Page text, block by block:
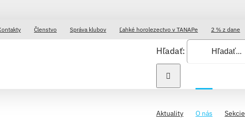
Členstvo Správa klubov Ľahké horolezectvo v TANAPe 2 % z dane
Hľadať:
Aktuality O nás Sekcie